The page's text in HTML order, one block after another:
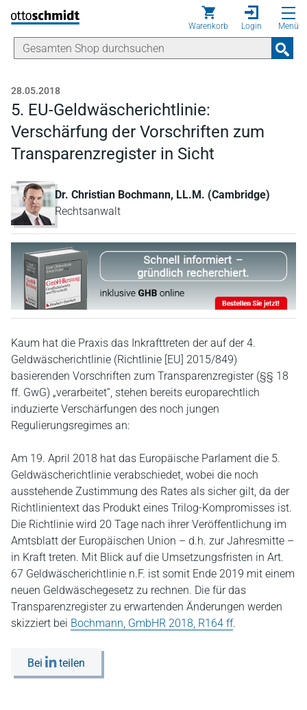
Direkt zum Inhalt
Warenkorb Login Menü
28.05.2018
5. EU-Geldwäscherichtlinie:
Verschärfung der Vorschriften zum
Transparenzregister in Sicht
Dr. Christian Bochmann, LL.M. (Cambridge)
Rechtsanwalt
Kaum hat die Praxis das Inkrafttreten der auf der 4.
Geldwäscherichtlinie (Richtlinie [EU] 2015/849)
basierenden Vorschriften zum Transparenzregister (§§ 18
ff. GwG) „verarbeitet“, stehen bereits europarechtlich
induzierte Verschärfungen des noch jungen
Regulierungsregimes an:
Am 19. April 2018 hat das Europäische Parlament die 5.
Geldwäscherichtlinie verabschiedet, wobei die noch
ausstehende Zustimmung des Rates als sicher gilt, da der
Richtlinientext das Produkt eines Trilog-Kompromisses ist.
Die Richtlinie wird 20 Tage nach ihrer Veröffentlichung im
Amtsblatt der Europäischen Union – d.h. zur Jahresmitte –
in Kraft treten. Mit Blick auf die Umsetzungsfristen in Art.
67 Geldwäscherichtlinie n.F. ist somit Ende 2019 mit einem
neuen Geldwäschegesetz zu rechnen. Die für das
Transparenzregister zu erwartenden Änderungen werden
skizziert bei Bochmann, GmbHR 2018, R164 ff.
Bei teilen